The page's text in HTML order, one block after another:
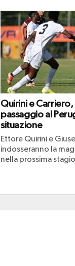
Quirini e Carriero,
passaggio al
situazione
Ettore Quirini e
indosseranno la
nella prossima